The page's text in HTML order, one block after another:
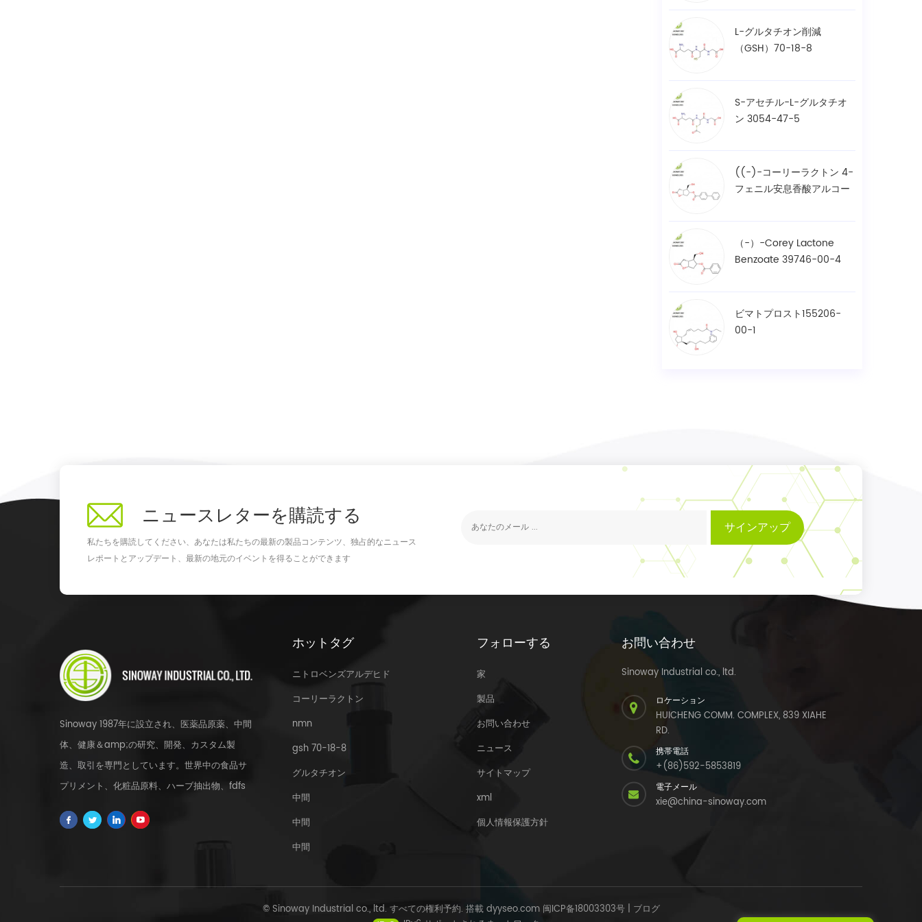
L-グルタチオン削減
（GSH）70-18-8
S-アセチル-L-グルタチオ
ン 3054-47-5
((-)-コーリーラクトン 4-
フェニル安息香酸アルコー
（-）-Corey Lactone
Benzoate 39746-00-4
ビマトプロスト155206-
00-1
ニュースレターを購読する
私たちを購読してください、あなたは私たちの最新の製品コンテンツ、独占的なニュース
レポートとアップデート、最新の地元のイベントを得ることができます
サインアップ
Sinoway 1987年に設立され、医薬品原薬、中間
体、健康＆amp;の研究、開発、カスタム製
造、取引を専門としています。世界中の食品サ
プリメント、化粧品原料、ハーブ抽出物、fdfs
ホットタグ
ニトロベンズアルデヒド
コーリーラクトン
nmn
gsh 70-18-8
グルタチオン
中間
中間
中間
フォローする
家
製品
お問い合わせ
ニュース
サイトマップ
xml
個人情報保護方針
お問い合わせ
Sinoway Industrial co., ltd.
ロケーション
HUICHENG COMM. COMPLEX, 839 XIAHE
RD.
携帯電話
+(86)592-5853819
電子メール
xie@china-sinoway.com
© Sinoway Industrial co., ltd. すべての権利予約. 搭載dyyseo.com 闽ICP备18003303号| ブログ